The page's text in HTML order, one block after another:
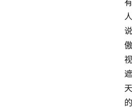
有
人
说
傲
视
遮
天
的